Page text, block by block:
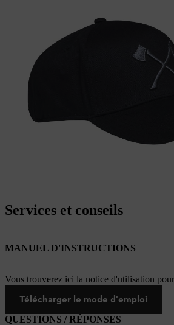
Services et conseils
MANUEL D'INSTRUCTIONS
Vous trouverez ici la notice d'utilisation
Télécharger le mode d'emploi
QUESTIONS / RÉPONSES